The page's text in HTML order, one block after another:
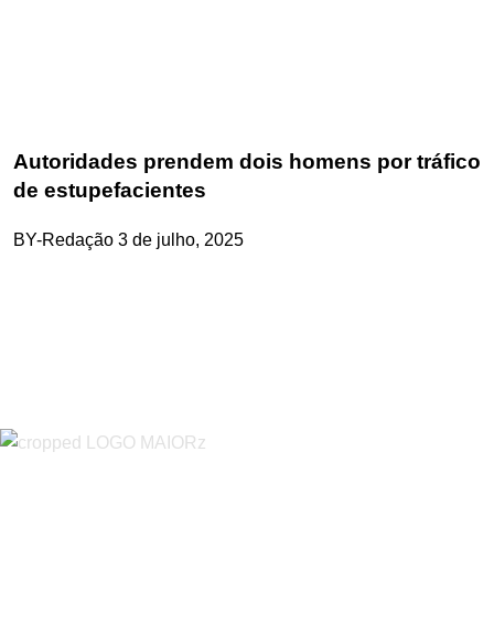
Autoridades prendem dois homens por tráfico
de estupefacientes
BY-Redação 3 de julho, 2025